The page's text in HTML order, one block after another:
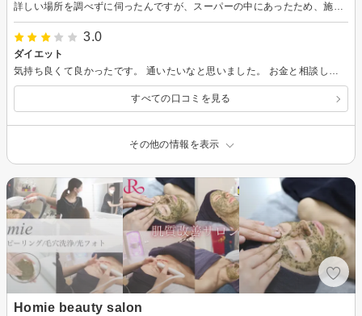
詳しい場所を調べずに伺ったんですが、スーパーの中にあったため、施術中ずっとスーパーのアナウンスが聞こえており、あまり落ち着かない環境でした。 施術の流れは最初にヒートマットで身体を温めた、キャビテーションとラジオ波+吸引を行い、最後にまたヒートマットで発汗という内容でした。 全身やっていただきましたが、1回だけでもふくらはぎ、太ももの脂肪が柔らかくなったと感じました。
3.0
ダイエット
気持ち良くて良かったです。 通いたいなと思いました。 お金と相談して今後通おうかなと思ってます。
すべての口コミを見る
その他の情報を表示
Homie beauty salon